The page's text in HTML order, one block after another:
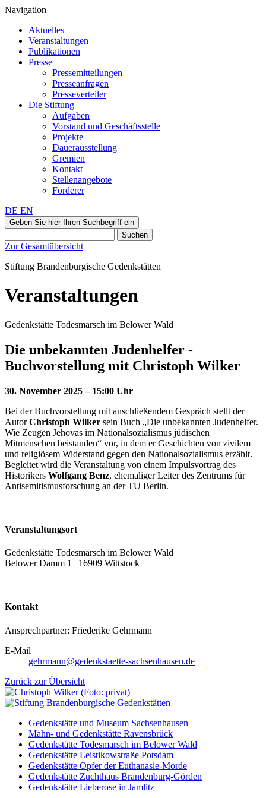
Navigation
Aktuelles
Veranstaltungen
Publikationen
Presse
Pressemitteilungen
Presseanfragen
Presseverteiler
Die Stiftung
Aufgaben
Vorstand und Geschäftsstelle
Projekte
Dauerausstellung
Gremien
Kontakt
Stellenangebote
Förderer
DE EN
Geben Sie hier Ihren Suchbegriff ein
Suchen
Zur Gesamtübersicht
Stiftung Brandenburgische Gedenkstätten
Veranstaltungen
Gedenkstätte Todesmarsch im Belower Wald
Die unbekannten Judenhelfer -
Buchvorstellung mit Christoph Wilker
30. November 2025 – 15:00 Uhr
Bei der Buchvorstellung mit anschließendem Gespräch stellt der
AutorChristoph Wilker sein Buch „Die unbekannten Judenhelfer.
Wie Zeugen Jehovas im Nationalsozialismus jüdischen
Mitmenschen beistanden“ vor, in dem er Geschichten von zivilem
und religiösem Widerstand gegen den Nationalsozialismus erzählt.
Begleitet wird die Veranstaltung von einem Impulsvortrag des
Historikers Wolfgang Benz, ehemaliger Leiter des Zentrums für
Antisemitismusforschung an der TU Berlin.
Veranstaltungsort
Gedenkstätte Todesmarsch im Belower Wald
Belower Damm 1 | 16909 Wittstock
Kontakt
Ansprechpartner: Friederike Gehrmann
E-Mail
gehrmann@gedenkstaette-sachsenhausen.de
Zurück zur Übersicht
Gedenkstätte und Museum Sachsenhausen
Mahn- und Gedenkstätte Ravensbrück
Gedenkstätte Todesmarsch im Belower Wald
Gedenkstätte Leistikowstraße Potsdam
Gedenkstätte Opfer der Euthanasie-Morde
Gedenkstätte Zuchthaus Brandenburg-Görden
Gedenkstätte Lieberose in Jamlitz